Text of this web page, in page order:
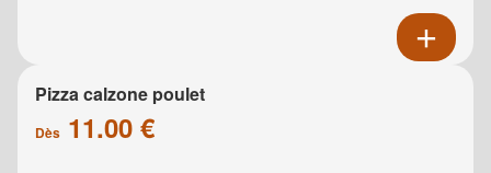
Pizza calzone poulet
Dès 11.00 €